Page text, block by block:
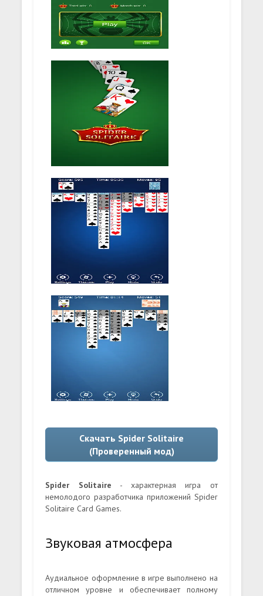
Скачать Spider Solitaire
(Проверенный мод)
Spider Solitaire - характерная игра от
немолодого разработчика приложений Spider
Solitaire Card Games.
Звуковая атмосфера
Аудиальное оформление в игре выполнено на
отличном уровне и обеспечивает полному